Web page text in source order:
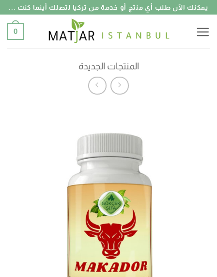
تخطي
يمكنك الآن طلب أي منتج أو خدمة من تركيا لتصلك أينما كنت ...
0
المنتجات الجديدة